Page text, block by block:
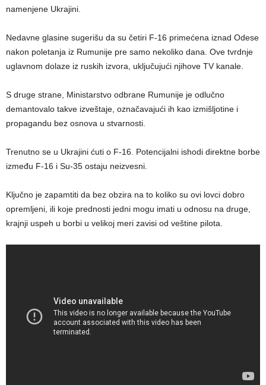
namenjene Ukrajini.
Nedavne glasine sugerišu da su četiri F-16 primećena iznad Odese
nakon poletanja iz Rumunije pre samo nekoliko dana. Ove tvrdnje
uglavnom dolaze iz ruskih izvora, uključujući njihove TV kanale.
S druge strane, Ministarstvo odbrane Rumunije je odlučno
demantovalo takve izveštaje, označavajući ih kao izmišljotine i
propagandu bez osnova u stvarnosti.
Trenutno se u Ukrajini ćuti o F-16. Potencijalni ishodi direktne borbe
između F-16 i Su-35 ostaju neizvesni.
Ključno je zapamtiti da bez obzira na to koliko su ovi lovci dobro
opremljeni, ili koje prednosti jedni mogu imati u odnosu na druge,
krajnji uspeh u borbi u velikoj meri zavisi od veštine pilota.